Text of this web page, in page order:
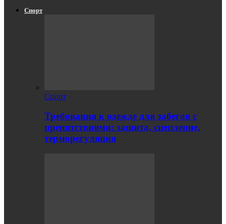
Спорт
Спорт
Требования к одежде для забегов с
препятствиями: защита, сцепление,
терморегуляция